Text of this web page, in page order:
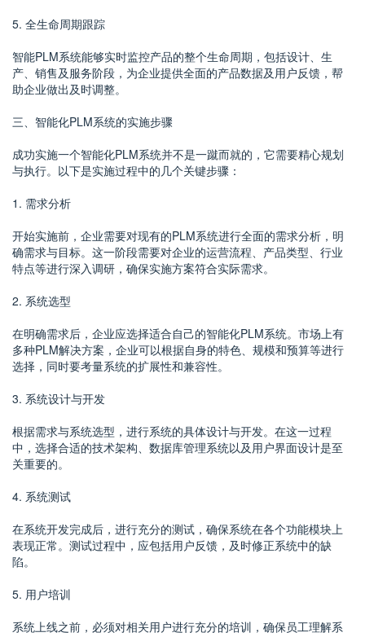
5. 全生命周期跟踪
智能PLM系统能够实时监控产品的整个生命周期，包括设计、生
产、销售及服务阶段，为企业提供全面的产品数据及用户反馈，帮
助企业做出及时调整。
三、智能化PLM系统的实施步骤
成功实施一个智能化PLM系统并不是一蹴而就的，它需要精心规划
与执行。以下是实施过程中的几个关键步骤：
1. 需求分析
开始实施前，企业需要对现有的PLM系统进行全面的需求分析，明
确需求与目标。这一阶段需要对企业的运营流程、产品类型、行业
特点等进行深入调研，确保实施方案符合实际需求。
2. 系统选型
在明确需求后，企业应选择适合自己的智能化PLM系统。市场上有
多种PLM解决方案，企业可以根据自身的特色、规模和预算等进行
选择，同时要考量系统的扩展性和兼容性。
3. 系统设计与开发
根据需求与系统选型，进行系统的具体设计与开发。在这一过程
中，选择合适的技术架构、数据库管理系统以及用户界面设计是至
关重要的。
4. 系统测试
在系统开发完成后，进行充分的测试，确保系统在各个功能模块上
表现正常。测试过程中，应包括用户反馈，及时修正系统中的缺
陷。
5. 用户培训
系统上线之前，必须对相关用户进行充分的培训，确保员工理解系